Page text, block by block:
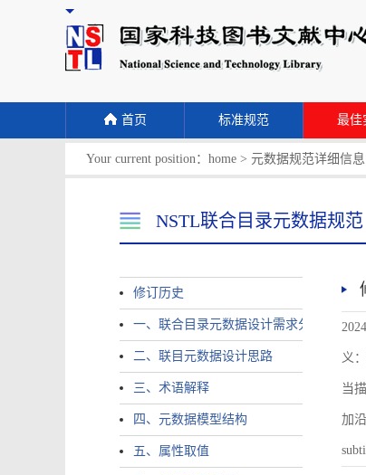
首页 标准规范 最佳
Your current position： home > 元数据规范详细信息
NSTL联合目录元数据规范
修订历史
一、联合目录元数据设计需求分析
二、联目元数据设计思路
三、术语解释
四、元数据模型结构
五、属性取值
义
当
加